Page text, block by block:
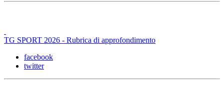
TG SPORT 2026 - Rubrica di approfondimento
facebook
twitter